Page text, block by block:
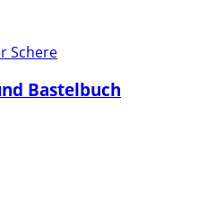
Schere
Bastelbuch